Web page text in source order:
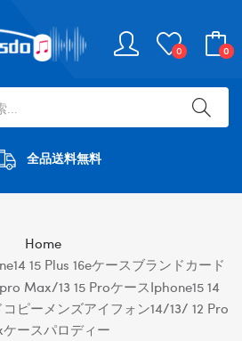
0 0
全品送料無料
Home
15 Plus 16eケースブランドカード
Max/13 15 Proケースiphone15 14
ピーメンズアイフォン14/13/ 12 Pro
ースパロディー